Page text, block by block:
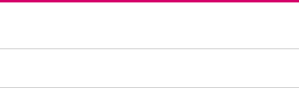
contenido